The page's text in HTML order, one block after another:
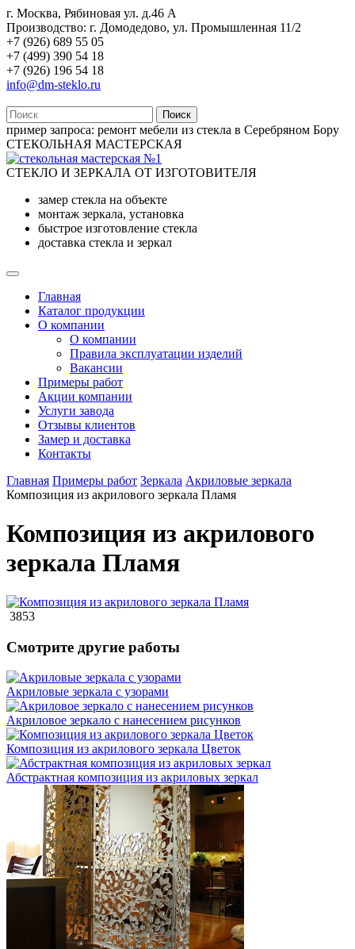
г. Москва, Рябиновая ул. д.46 А
Производство: г. Домодедово, ул. Промышленная 11/2
+7 (926) 689 55 05
+7 (499) 390 54 18
+7 (926) 196 54 18
info@dm-steklo.ru
Поиск
пример запроса: ремонт мебели из стекла в Серебряном Бору
СТЕКОЛЬНАЯ МАСТЕРСКАЯ
СТЕКЛО И ЗЕРКАЛА ОТ ИЗГОТОВИТЕЛЯ
замер стекла на объекте
монтаж зеркала, установка
быстрое изготовление стекла
доставка стекла и зеркал
Главная
Каталог продукции
О компании
О компании
Правила эксплуатации изделий
Вакансии
Примеры работ
Акции компании
Услуги завода
Отзывы клиентов
Замер и доставка
Контакты
Главная Примеры работ Зеркала Акриловые зеркала
Композиция из акрилового зеркала Пламя
Композиция из акрилового
зеркала Пламя
3853
Смотрите другие работы
Акриловые зеркала с узорами
Акриловое зеркало с нанесением рисунков
Композиция из акрилового зеркала Цветок
Абстрактная композиция из акриловых зеркал